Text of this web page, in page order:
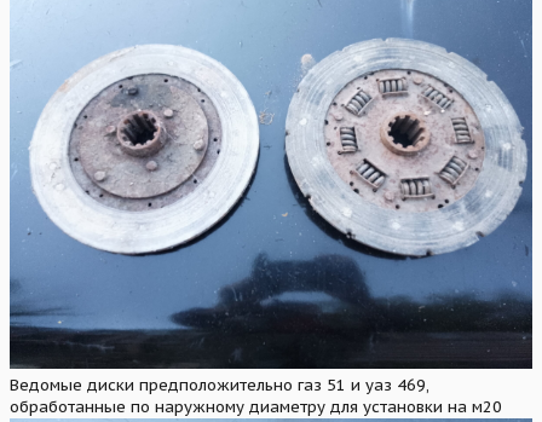
Ведомые диски предположительно газ 51 и уаз 469,
обработанные по наружному диаметру для установки на м20